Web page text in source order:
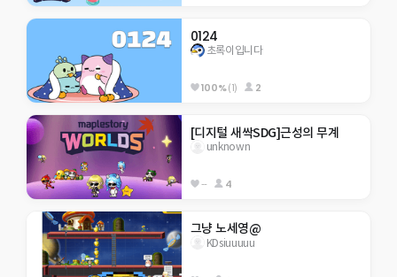
0124
초록이입니다
100%(1) 2
[디지털 새싹SDG]근성의 무계
unknown
-- 4
그냥 노세영@
KDsiuuuuu